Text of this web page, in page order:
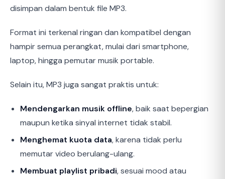
disimpan dalam bentuk file MP3.
Format ini terkenal ringan dan kompatibel dengan
hampir semua perangkat, mulai dari smartphone,
laptop, hingga pemutar musik portable.
Selain itu, MP3 juga sangat praktis untuk:
Mendengarkan musik offline, baik saat bepergian
maupun ketika sinyal internet tidak stabil.
Menghemat kuota data, karena tidak perlu
memutar video berulang-ulang.
Membuat playlist pribadi, sesuai mood atau